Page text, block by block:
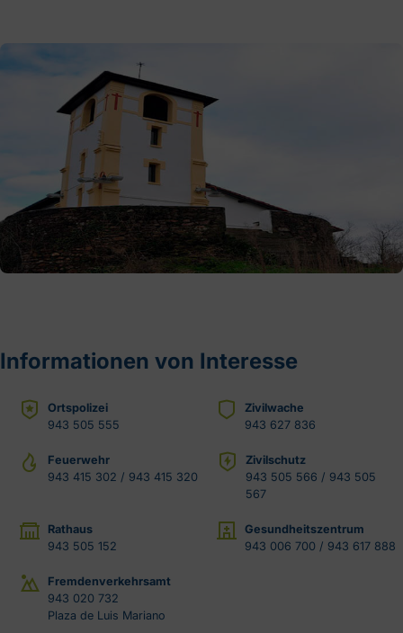
Informationen von Interesse
Ortspolizei
943 505 555
Zivilwache
943 627 836
Feuerwehr
943 415 302 / 943 415 320
Zivilschutz
943 505 566 / 943 505
567
Rathaus
943 505 152
Gesundheitszentrum
943 006 700 / 943 617 888
Fremdenverkehrsamt
943 020 732
Plaza de Luis Mariano